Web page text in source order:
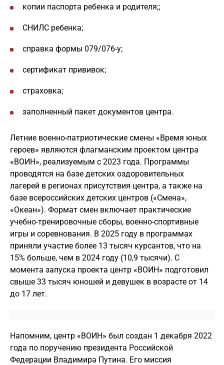
копии паспорта ребенка и родителя;;
СНИЛС ребенка;
справка формы 079/076-у;
сертификат прививок;
страховка;
заполненный пакет документов центра.
Летние военно-патриотические смены «Время юных
героев» являются флагманским проектом центра
«ВОИН», реализуемым с 2023 года. Программы
проводятся на базе детских оздоровительных
лагерей в регионах присутствия центра, а также на
базе всероссийских детских центров («Смена»,
«Океан»). Формат смен включает практические
учебно-тренировочные сборы, военно-спортивные
игры и соревнования. В 2025 году в программах
приняли участие более 13 тысяч курсантов, что на
15% больше, чем в 2024 году (10,9 тысячи). С
момента запуска проекта центр «ВОИН» подготовил
свыше 33 тысяч юношей и девушек в возрасте от 14
до 17 лет.
Напомним, центр «ВОИН» был создан 1 декабря 2022
года по поручению президента Российской
Федерации Владимира Путина. Его миссия